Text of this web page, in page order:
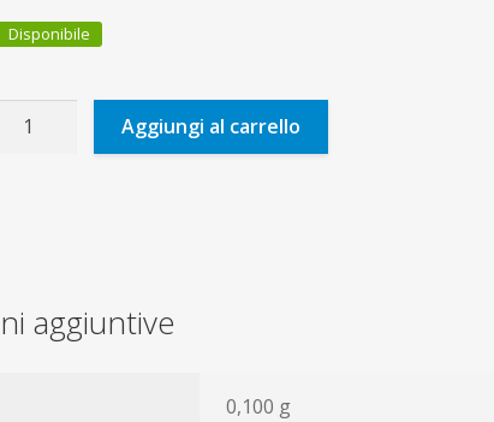
Disponibile
Don
Aggiungi al carrello
aggiuntive
0,100 g